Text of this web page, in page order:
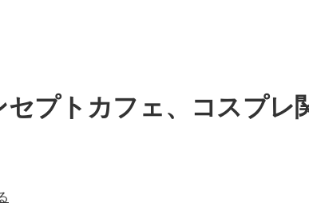
プトカフェ、コスプレ